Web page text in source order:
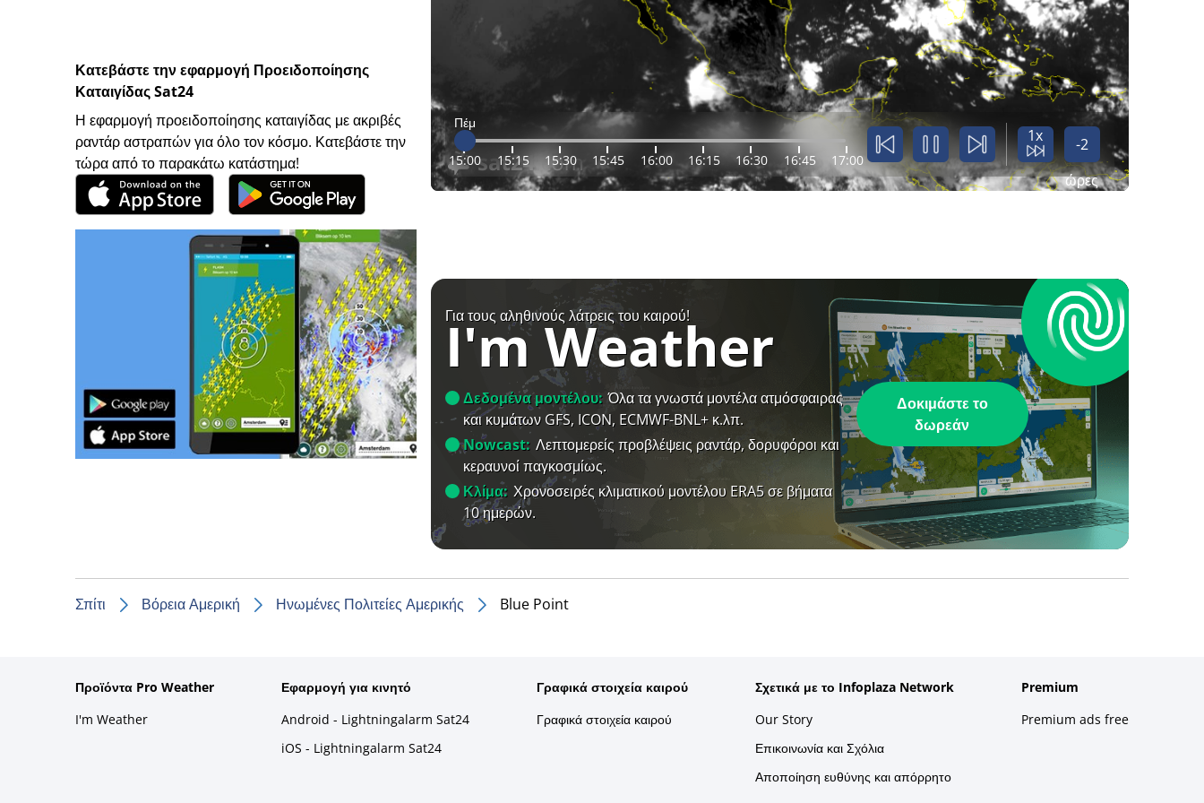
Κατεβάστε την εφαρμογή Προειδοποίησης
Καταιγίδας Sat24
Η εφαρμογή προειδοποίησης καταιγίδας με ακριβές
ραντάρ αστραπών για όλο τον κόσμο. Κατεβάστε την
τώρα από το παρακάτω κατάστημα!
Πέμ
15:00 15:15 15:30 15:45 16:00 16:15 16:30 16:45 17:00
1x
-2
ώρες
Για τους αληθινούς λάτρεις του καιρού!
I'm Weather
Δεδομένα μοντέλου: Όλα τα γνωστά μοντέλα ατμόσφαιρας
και κυμάτων GFS, ICON, ECMWF-BNL+ κ.λπ.
Nowcast: Λεπτομερείς προβλέψεις ραντάρ, δορυφόροι και
κεραυνοί παγκοσμίως.
Κλίμα: Χρονοσειρές κλιματικού μοντέλου ERA5 σε βήματα
10 ημερών.
Δοκιμάστε το
δωρεάν
Σπίτι Βόρεια Αμερική Ηνωμένες Πολιτείες Αμερικής Blue Point
Προϊόντα Pro Weather
I'm Weather
Εφαρμογή για κινητό
Android - Lightningalarm Sat24
iOS - Lightningalarm Sat24
Γραφικά στοιχεία καιρού
Γραφικά στοιχεία καιρού
Σχετικά με το Infoplaza Network
Our Story
Επικοινωνία και Σχόλια
Αποποίηση ευθύνης και απόρρητο
Premium
Premium ads free